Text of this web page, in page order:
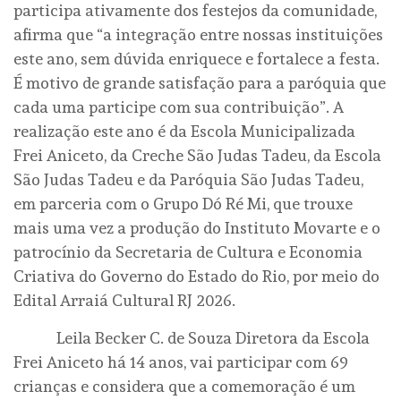
participa ativamente dos festejos da comunidade,
afirma que “a integração entre nossas instituições
este ano, sem dúvida enriquece e fortalece a festa.
É motivo de grande satisfação para a paróquia que
cada uma participe com sua contribuição”. A
realização este ano é da Escola Municipalizada
Frei Aniceto, da Creche São Judas Tadeu, da Escola
São Judas Tadeu e da Paróquia São Judas Tadeu,
em parceria com o Grupo Dó Ré Mi, que trouxe
mais uma vez a produção do Instituto Movarte e o
patrocínio da Secretaria de Cultura e Economia
Criativa do Governo do Estado do Rio, por meio do
Edital Arraiá Cultural RJ 2026.
Leila Becker C. de Souza Diretora da Escola
Frei Aniceto há 14 anos, vai participar com 69
crianças e considera que a comemoração é um